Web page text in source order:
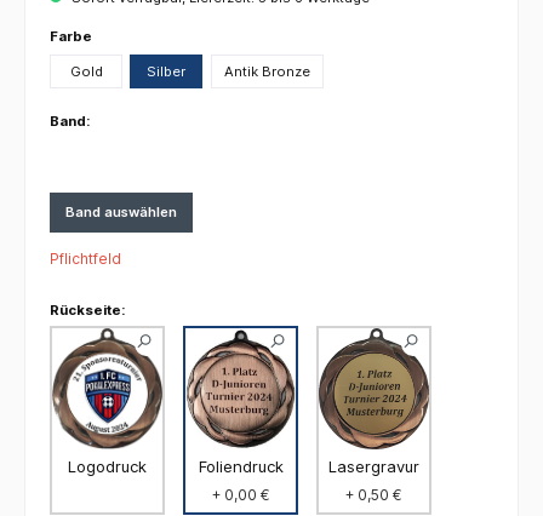
Farbe
Gold Silber Antik Bronze
Band:
Band auswählen
Pflichtfeld
Rückseite:
Logodruck Foliendruck
+ 0,00 €
Lasergravur
+ 0,50 €